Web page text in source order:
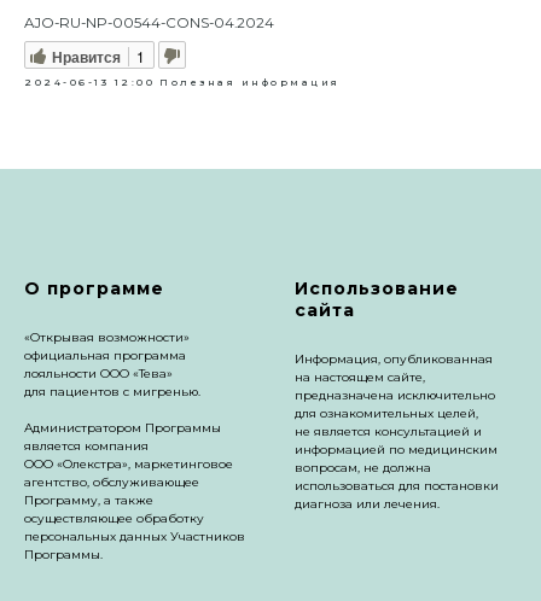
AJO-RU-NP-00544-CONS-04.2024
Нравится 1
2024-06-13 12:00 Полезная информация
О программе
«Открывая возможности»
официальная программа
лояльности ООО «Тева»
для пациентов с мигренью.
Администратором Программы
является компания
ООО «Олекстра», маркетинговое
агентство, обслуживающее
Программу, а также
осуществляющее обработку
персональных данных Участников
Программы.
Использование
сайта
Информация, опубликованная
на настоящем сайте,
предназначена исключительно
для ознакомительных целей,
не является консультацией и
информацией по медицинским
вопросам, не должна
использоваться для постановки
диагноза или лечения.